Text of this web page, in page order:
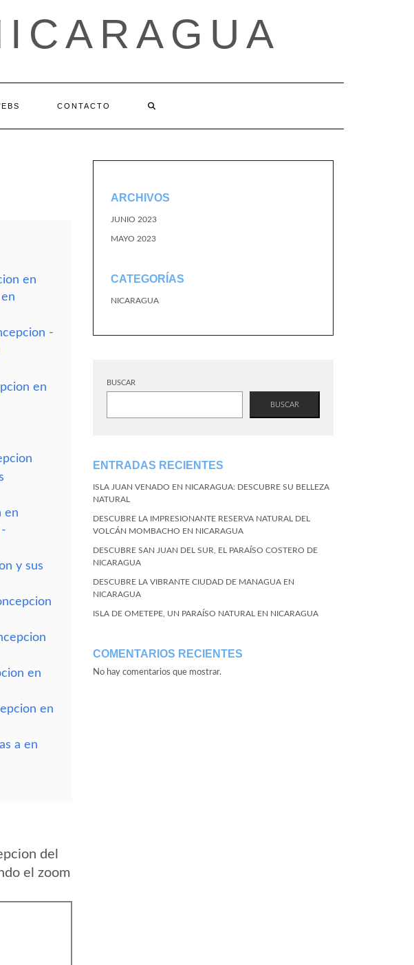
CONTACTO
en
-
en
en
y sus
en
en
a en
del
el zoom
ARCHIVOS
JUNIO 2023
MAYO 2023
CATEGORÍAS
NICARAGUA
BUSCAR
BUSCAR
ENTRADAS RECIENTES
ISLA JUAN VENADO EN NICARAGUA: DESCUBRE SU BELLEZA
NATURAL
DESCUBRE LA IMPRESIONANTE RESERVA NATURAL DEL
VOLCÁN MOMBACHO EN NICARAGUA
DESCUBRE SAN JUAN DEL SUR, EL PARAÍSO COSTERO DE
NICARAGUA
DESCUBRE LA VIBRANTE CIUDAD DE MANAGUA EN
NICARAGUA
ISLA DE OMETEPE, UN PARAÍSO NATURAL EN NICARAGUA
COMENTARIOS RECIENTES
No hay comentarios que mostrar.